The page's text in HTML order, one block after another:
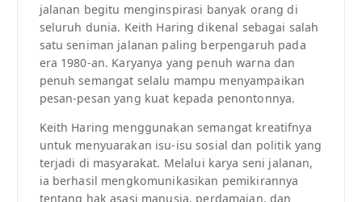
jalanan begitu menginspirasi banyak orang di
seluruh dunia. Keith Haring dikenal sebagai salah
satu seniman jalanan paling berpengaruh pada
era 1980-an. Karyanya yang penuh warna dan
penuh semangat selalu mampu menyampaikan
pesan-pesan yang kuat kepada penontonnya.
Keith Haring menggunakan semangat kreatifnya
untuk menyuarakan isu-isu sosial dan politik yang
terjadi di masyarakat. Melalui karya seni jalanan,
ia berhasil mengkomunikasikan pemikirannya
tentang hak asasi manusia, perdamaian, dan